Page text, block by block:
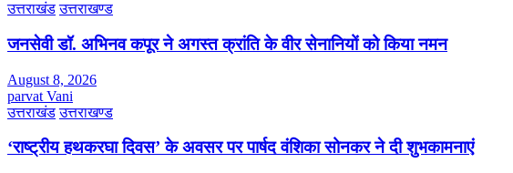
उत्तराखंड उत्तराखण्ड
जनसेवी डॉ. अभिनव कपूर ने अगस्त क्रांति के वीर सेनानियों को किया नमन
August 8, 2026
parvat Vani
उत्तराखंड उत्तराखण्ड
‘राष्ट्रीय हथकरघा दिवस’ के अवसर पर पार्षद वंशिका सोनकर ने दी शुभकामनाएं